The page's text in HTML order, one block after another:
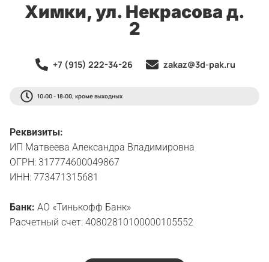
Химки, ул. Некрасова д.
2
+7 (915) 222-34-26 zakaz@3d-pak.ru
10:00 - 18:00, кроме выходных
Реквизиты:
ИП Матвеева Александра Владимировна
ОГРН: 317774600049867
ИНН: 773471315681
Банк: АО «Тинькофф Банк»
Расчетный счет: 40802810100000105552